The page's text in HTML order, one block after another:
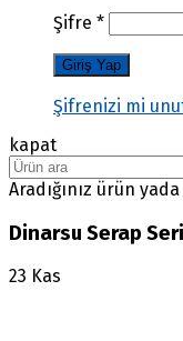
Şifre *
Şifrenizi mi
kapat
Aradığınız ürün
Dinarsu Serap
23 Kas